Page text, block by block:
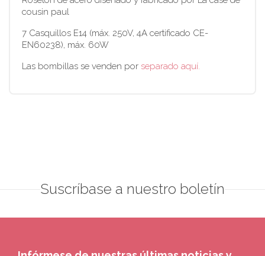
cousin paul
7 Casquillos E14 (máx. 250V, 4A certificado CE-
EN60238), máx. 60W
Las bombillas se venden por separado aquí.
Suscríbase a nuestro boletín